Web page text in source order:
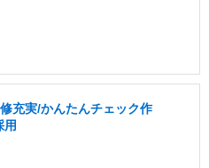
充実/かんたんチェック作
用